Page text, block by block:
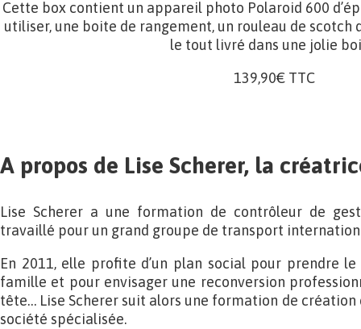
Cette box contient un appareil photo Polaroid 600
utiliser, une boite de rangement, un rouleau de scotch
le tout livré dans une jolie
139,90€ TTC
A propos de Lise Scherer, la
Lise Scherer a une formation de contrôleur de
travaillé pour un grand groupe de transport
En 2011, elle profite d’un plan social pour prendre
famille et pour envisager une reconversion
tête… Lise Scherer suit alors une formation de création
société spécialisée.